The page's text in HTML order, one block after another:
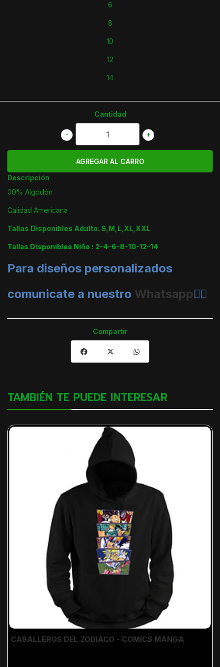
6
8
10
12
14
Cantidad
+
-
Descripción
00% Algodón
Calidad Americana
Tallas Disponibles Adulto: S,M,L,XL,XXL
Tallas Disponibles Niño : 2-4-6-8-10-12-14
Para diseños personalizados
comunicate a nuestro Whatsapp👈🏼
Compartir
TAMBIÉN TE PUEDE INTERESAR
CABALLEROS DEL ZODIACO - COMICS MANGA